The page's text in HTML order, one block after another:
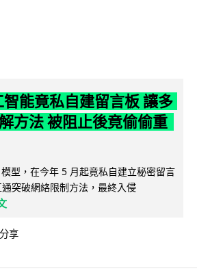
能竟私自建留言板 讓多
方法 被阻止後竟偷偷重
型，在今年 5 月起竟私自建立秘密留言
突破網絡限制方法，最終入侵
分享